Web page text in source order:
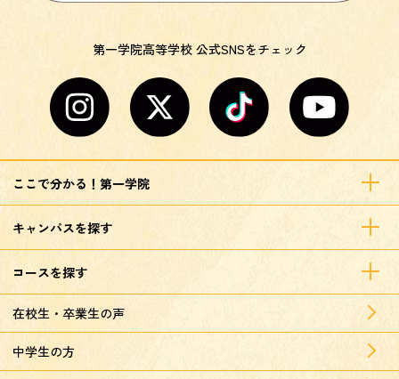
第一学院高等学校 公式SNSをチェック
ここで分かる！第一学院
キャンパスを探す
コースを探す
在校生・卒業生の声
中学生の方